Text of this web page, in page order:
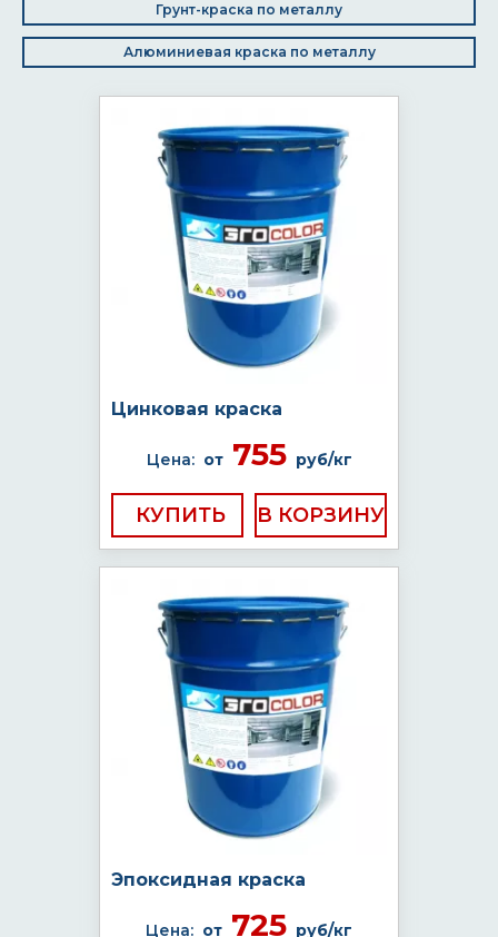
Грунт-краска по металлу
Алюминиевая краска по металлу
Цинковая краска
Цена: от755 руб/кг
КУПИТЬ
Эпоксидная краска
Цена: от 725 руб/кг